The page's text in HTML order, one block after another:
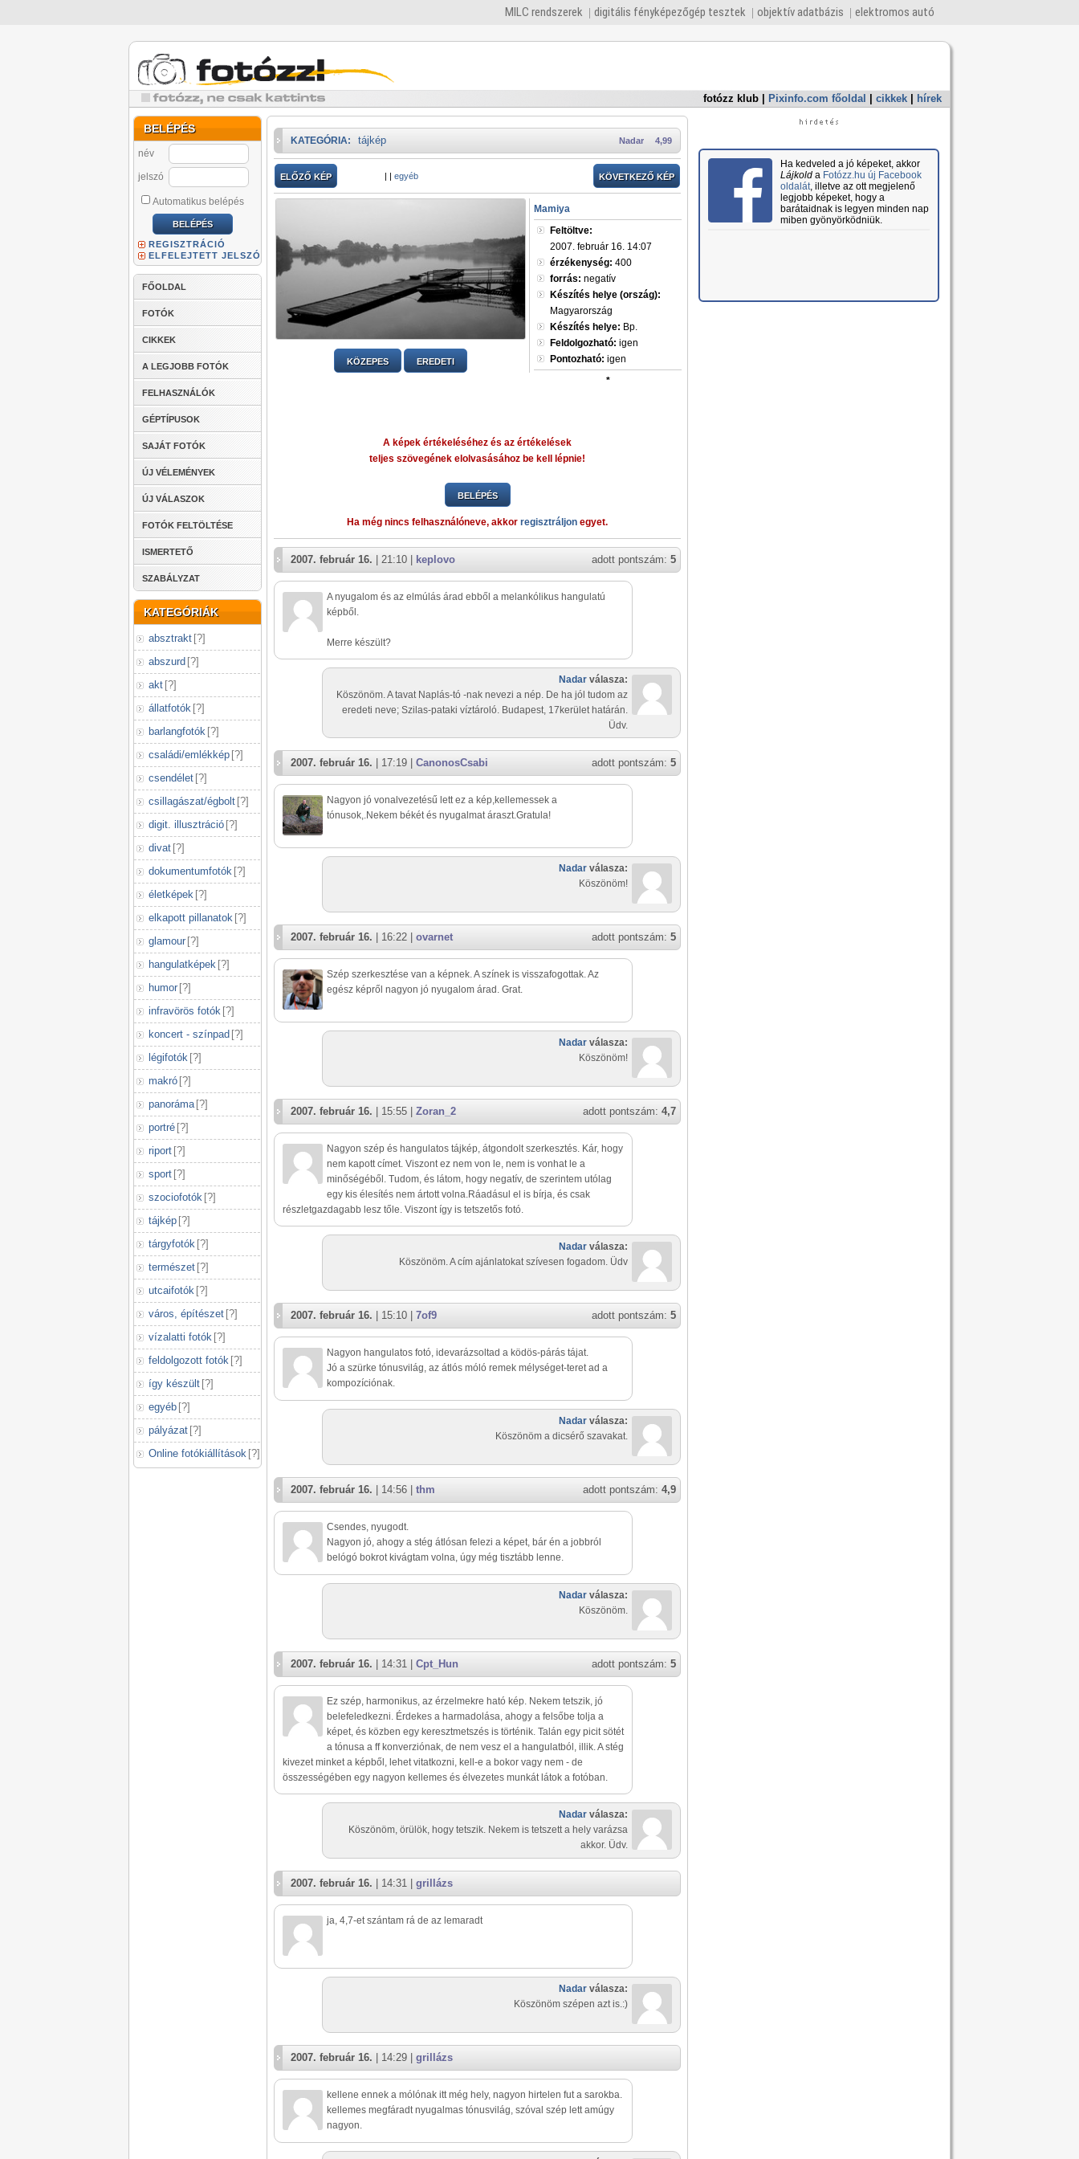
MILC rendszerek digitális fényképezőgép tesztek objektív adatbázis elektromos autó
fotózz klub Pixinfo.com főoldal cikkek hírek
BELÉPÉS
név
jelszó
Automatikus belépés
REGISZTRÁCIÓ
ELFELEJTETT JELSZÓ
FŐOLDAL
FOTÓK
CIKKEK
A LEGJOBB FOTÓK
FELHASZNÁLÓK
GÉPTÍPUSOK
SAJÁT FOTÓK
ÚJ VÉLEMÉNYEK
ÚJ VÁLASZOK
FOTÓK FELTÖLTÉSE
ISMERTETŐ
SZABÁLYZAT
KATEGÓRIÁK
absztrakt [?]
abszurd [?]
akt [?]
állatfotók [?]
barlangfotók [?]
családi/emlékkép [?]
csendélet [?]
csillagászat/égbolt [?]
digit. illusztráció [?]
divat [?]
dokumentumfotók [?]
életképek [?]
elkapott pillanatok [?]
glamour [?]
hangulatképek [?]
humor [?]
infravörös fotók [?]
koncert - színpad [?]
légifotók [?]
makró [?]
panoráma [?]
portré [?]
riport [?]
sport [?]
szociofotók [?]
tájkép [?]
tárgyfotók [?]
természet [?]
utcaifotók [?]
város, építészet [?]
vízalatti fotók [?]
feldolgozott fotók [?]
így készült [?]
egyéb [?]
pályázat [?]
Online fotókiállítások [?]
4,99
Nadar
KATEGÓRIA: tájkép
ELŐZŐ KÉP | | egyéb KÖVETKEZŐ KÉP
KÖZEPES EREDETI
Mamiya
Feltöltve:
2007. február 16. 14:07
érzékenység: 400
forrás: negatív
Készítés helye (ország):
Magyarország
Készítés helye: Bp.
Feldolgozható: igen
Pontozható: igen
*
A képek értékeléséhez és az értékelések
teljes szövegének elolvasásához be kell lépnie!
BELÉPÉS
Ha még nincs felhasználóneve, akkor regisztráljon egyet.
adott pontszám: 5
2007. február 16. | 21:10 | keplovo
A nyugalom és az elmúlás árad ebből a melankólikus hangulatú
képből.
Merre készült?
Nadar válasza:
Köszönöm. A tavat Naplás-tó -nak nevezi a nép. De ha jól tudom az
eredeti neve; Szilas-pataki víztároló. Budapest, 17kerület határán.
Üdv.
adott pontszám: 5
2007. február 16. | 17:19 | CanonosCsabi
Nagyon jó vonalvezetésű lett ez a kép,kellemessek a
tónusok,.Nekem békét és nyugalmat áraszt.Gratula!
Nadar válasza:
Köszönöm!
adott pontszám: 5
2007. február 16. | 16:22 | ovarnet
Szép szerkesztése van a képnek. A színek is visszafogottak. Az
egész képről nagyon jó nyugalom árad. Grat.
Nadar válasza:
Köszönöm!
adott pontszám: 4,7
2007. február 16. | 15:55 | Zoran_2
Nagyon szép és hangulatos tájkép, átgondolt szerkesztés. Kár, hogy
nem kapott címet. Viszont ez nem von le, nem is vonhat le a
minőségéből. Tudom, és látom, hogy negatív, de szerintem utólag
egy kis élesítés nem ártott volna.Ráadásul el is bírja, és csak
részletgazdagabb lesz tőle. Viszont így is tetszetős fotó.
Nadar válasza:
Köszönöm. A cím ajánlatokat szívesen fogadom. Üdv
adott pontszám: 5
2007. február 16. | 15:10 | 7of9
Nagyon hangulatos fotó, idevarázsoltad a ködös-párás tájat.
Jó a szürke tónusvilág, az átlós móló remek mélységet-teret ad a
kompozíciónak.
Nadar válasza:
Köszönöm a dicsérő szavakat.
adott pontszám: 4,9
2007. február 16. | 14:56 | thm
Csendes, nyugodt.
Nagyon jó, ahogy a stég átlósan felezi a képet, bár én a jobbról
belógó bokrot kivágtam volna, úgy még tisztább lenne.
Nadar válasza:
Köszönöm.
adott pontszám: 5
2007. február 16. | 14:31 | Cpt_Hun
Ez szép, harmonikus, az érzelmekre ható kép. Nekem tetszik, jó
belefeledkezni. Érdekes a harmadolása, ahogy a felsőbe tolja a
képet, és közben egy keresztmetszés is történik. Talán egy picit sötét
a tónusa a ff konverziónak, de nem vesz el a hangulatból, illik. A stég
kivezet minket a képből, lehet vitatkozni, kell-e a bokor vagy nem - de
összességében egy nagyon kellemes és élvezetes munkát látok a fotóban.
Nadar válasza:
Köszönöm, örülök, hogy tetszik. Nekem is tetszett a hely varázsa
akkor. Üdv.
2007. február 16. | 14:31 | grillázs
ja, 4,7-et szántam rá de az lemaradt
Nadar válasza:
Köszönöm szépen azt is.:)
2007. február 16. | 14:29 | grillázs
kellene ennek a mólónak itt még hely, nagyon hirtelen fut a sarokba.
kellemes megfáradt nyugalmas tónusvilág, szóval szép lett amúgy
nagyon.
Ha kedveled a jó képeket, akkor
Lájkolda Fotózz.hu új Facebook
oldalát, illetve az ott megjelenő
legjobb képeket, hogy a
barátaidnak is legyen minden nap
miben gyönyörködniük.